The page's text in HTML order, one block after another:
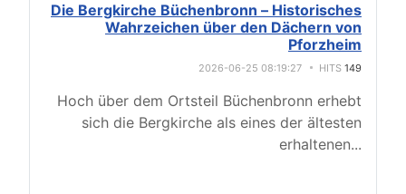
Die Bergkirche Büchenbronn – Historisches
Wahrzeichen über den Dächern von
Pforzheim
2026-06-25 08:19:27 HITS 149
Hoch über dem Ortsteil Büchenbronn erhebt
sich die Bergkirche als eines der ältesten
erhaltenen...